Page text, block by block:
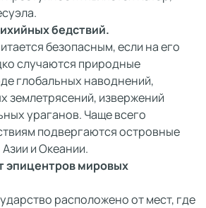
бедствий.
безопасным, если на его
случаются природные
глобальных наводнений,
землетрясений, извержений
ураганов. Чаще всего
подвергаются островные
и Океании.
эпицентров мировых
расположено от мест, где